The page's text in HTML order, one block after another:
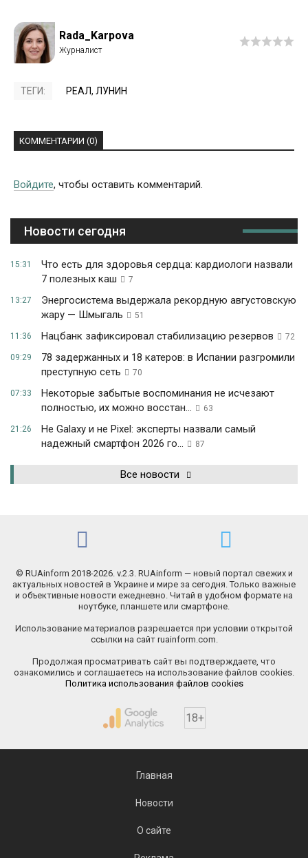
Rada_Karpova
ТЕГИ: РЕАЛ, ЛУНИН
КОММЕНТАРИИ (0)
Войдите, чтобы оставить комментарий.
Новости сегодня
15:31
Что есть для здоровья сердца: кардиологи назвали
7 полезных каш
7
13:27
Энергосистема выдержала рекордную августовскую
жару — Шмыгаль
51
11:36 Нацбанк зафиксировал стабилизацию резервов 72
09:29
78 задержанных и 18 катеров: в Испании разгромили
преступную сеть
70
07:33
Некоторые забытые воспоминания не исчезают
полностью, их можно восстан...
63
21:26
Не Galaxy и не Pixel: эксперты назвали самый
надежный смартфон 2026 го...
87
Все новости
© RUAinform 2018-2026. v.2.3. RUAinform — новый портал свежих и
актуальных новостей в Украине и мире за сегодня. Только важные
и объективные новости ежедневно. Читай в удобном формате на
ноутбуке, планшете или смартфоне.
Использование материалов разрешается при условии открытой
ссылки на сайт ruainform.com.
Продолжая просматривать сайт вы подтверждаете, что
ознакомились и соглашаетесь на использование файлов cookies.
Политика использования файлов cookies
18+
Главная
Новости
О сайте